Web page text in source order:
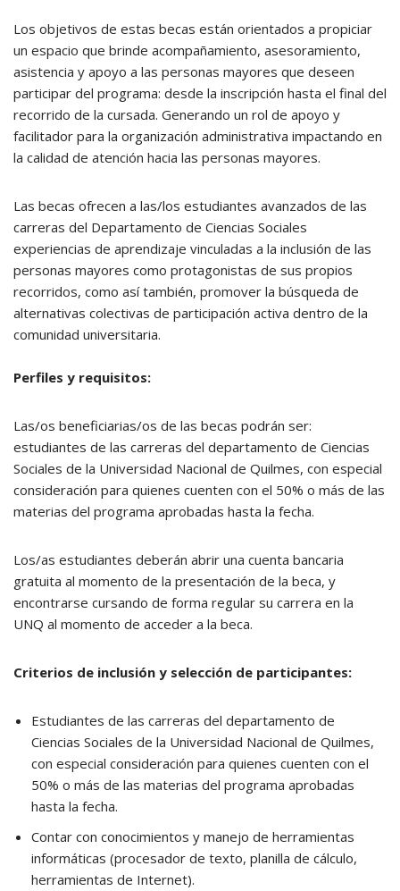
Los objetivos de estas becas están orientados a propiciar
un espacio que brinde acompañamiento, asesoramiento,
asistencia y apoyo a las personas mayores que deseen
participar del programa: desde la inscripción hasta el final del
recorrido de la cursada. Generando un rol de apoyo y
facilitador para la organización administrativa impactando en
la calidad de atención hacia las personas mayores.
Las becas ofrecen a las/los estudiantes avanzados de las
carreras del Departamento de Ciencias Sociales
experiencias de aprendizaje vinculadas a la inclusión de las
personas mayores como protagonistas de sus propios
recorridos, como así también, promover la búsqueda de
alternativas colectivas de participación activa dentro de la
comunidad universitaria.
Perfiles y requisitos:
Las/os beneficiarias/os de las becas podrán ser:
estudiantes de las carreras del departamento de Ciencias
Sociales de la Universidad Nacional de Quilmes, con especial
consideración para quienes cuenten con el 50% o más de las
materias del programa aprobadas hasta la fecha.
Los/as estudiantes deberán abrir una cuenta bancaria
gratuita al momento de la presentación de la beca, y
encontrarse cursando de forma regular su carrera en la
UNQ al momento de acceder a la beca.
Criterios de inclusión y selección de participantes:
Estudiantes de las carreras del departamento de
Ciencias Sociales de la Universidad Nacional de Quilmes,
con especial consideración para quienes cuenten con el
50% o más de las materias del programa aprobadas
hasta la fecha.
Contar con conocimientos y manejo de herramientas
informáticas (procesador de texto, planilla de cálculo,
herramientas de Internet).